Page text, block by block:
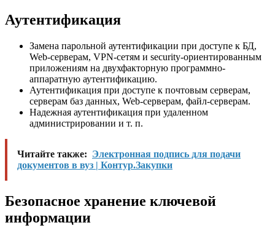
Аутентификация
Замена парольной аутентификации при доступе к БД,
Web-серверам, VPN-сетям и security-ориентированным
приложениям на двухфакторную программно-
аппаратную аутентификацию.
Аутентификация при доступе к почтовым серверам,
серверам баз данных, Web-серверам, файл-серверам.
Надежная аутентификация при удаленном
администрировании и т. п.
Читайте также: Электронная подпись для подачи
документов в вуз | Контур.Закупки
Безопасное хранение ключевой
информации